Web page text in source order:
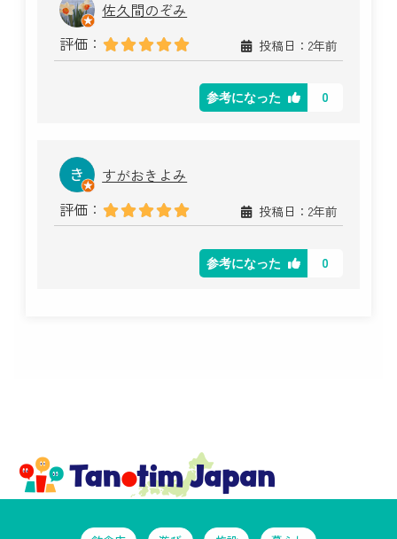
佐久間のぞみ
評価：
投稿日：2年前
参考になった 0
すがおきよみ
評価：
投稿日：2年前
参考になった 0